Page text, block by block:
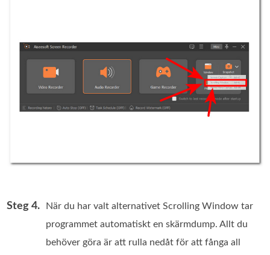
Steg 4.
När du har valt alternativet Scrolling Window tar
programmet automatiskt en skärmdump. Allt du
behöver göra är att rulla nedåt för att fånga all